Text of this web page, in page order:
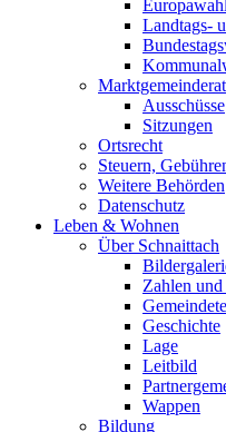
Landtags-
Marktgemeinderat
Ausschüsse
Sitzungen
Ortsrecht
Steuern,
Weitere Behörden
Datenschutz
Leben & Wohnen
Über Schnaittach
Zahlen
Geschichte
Lage
Leitbild
Wappen
Bildung